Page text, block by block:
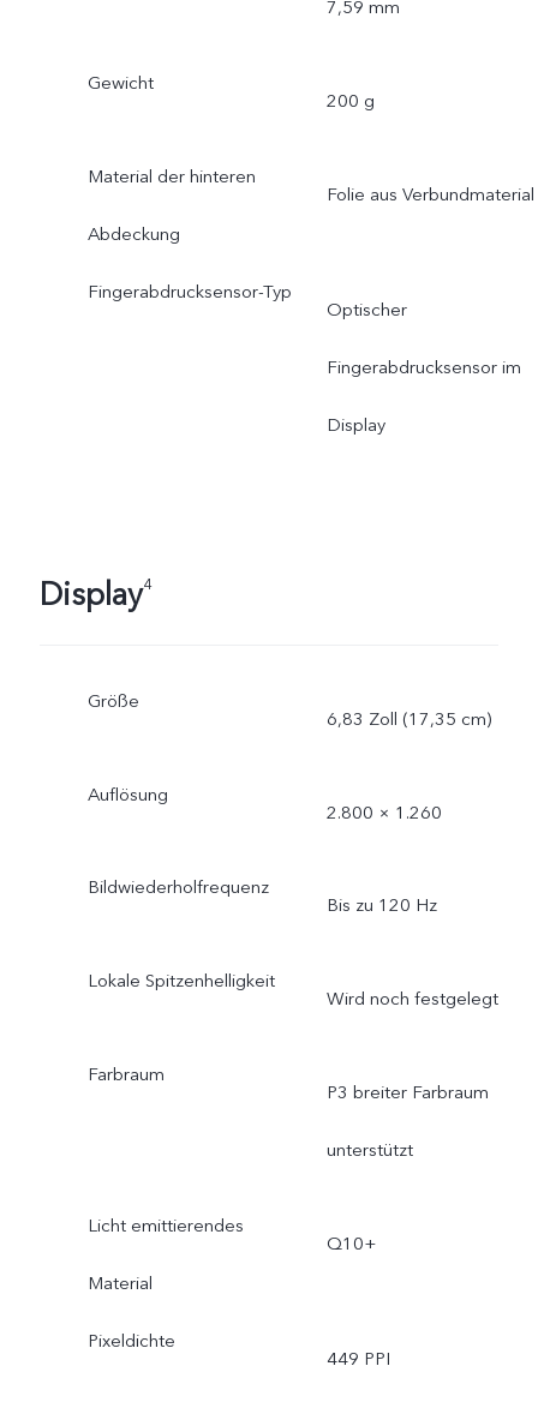
7,59 mm
Gewicht
200 g
Material der hinteren
Abdeckung
Folie aus Verbundmaterial
Fingerabdrucksensor-Typ
Optischer
Fingerabdrucksensor im
Display
Display4
Größe
6,83 Zoll (17,35 cm)
Auflösung
2.800 × 1.260
Bildwiederholfrequenz
Bis zu 120 Hz
Lokale Spitzenhelligkeit
Wird noch festgelegt
Farbraum
P3 breiter Farbraum
unterstützt
Licht emittierendes
Material
Q10+
Pixeldichte
449 PPI